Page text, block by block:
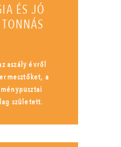
ÉS JÓ
aszály évről
a
született.